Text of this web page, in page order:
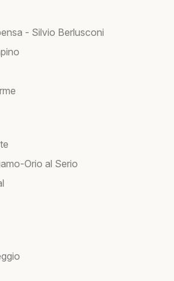
- Silvio Berlusconi
Orio al Serio